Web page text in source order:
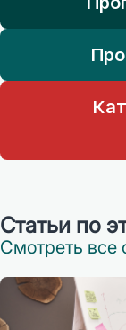
Статьи по
Смотреть все